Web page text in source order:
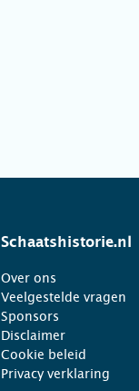
Schaatshistorie.nl
Over ons
Veelgestelde vragen
Sponsors
Disclaimer
Cookie beleid
Privacy verklaring